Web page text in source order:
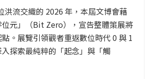
洪流交織的 2026 年，本屆文博會藉
元」（Bit Zero），宣告整體策展將
。展覽引領觀者重返數位時代 0 與 1
探索最純粹的「起念」與「觸